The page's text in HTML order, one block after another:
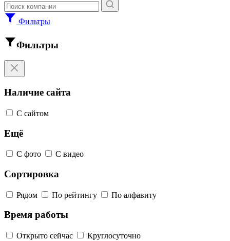
Фильтры
Фильтры
Наличие сайта
С сайтом
Ещё
С фото С видео
Сортировка
Рядом По рейтингу По алфавиту
Время работы
Открыто сейчас Круглосуточно